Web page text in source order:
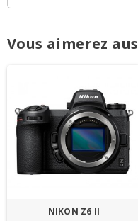
Vous aimerez
NIKON Z6 II